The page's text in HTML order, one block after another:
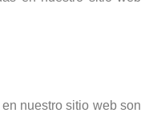
nuestro sitio web son